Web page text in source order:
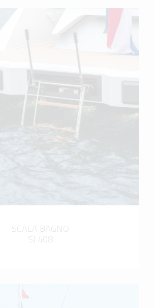
scopri di più
SCALA BAGNO
SI 408